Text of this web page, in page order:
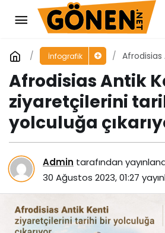
İnfografik
Afrodisias
yolculuğa
Afrodisias Antik
ziyaretçilerini
yolculuğa
Admin tarafından
30 Ağustos 2023, 01:27